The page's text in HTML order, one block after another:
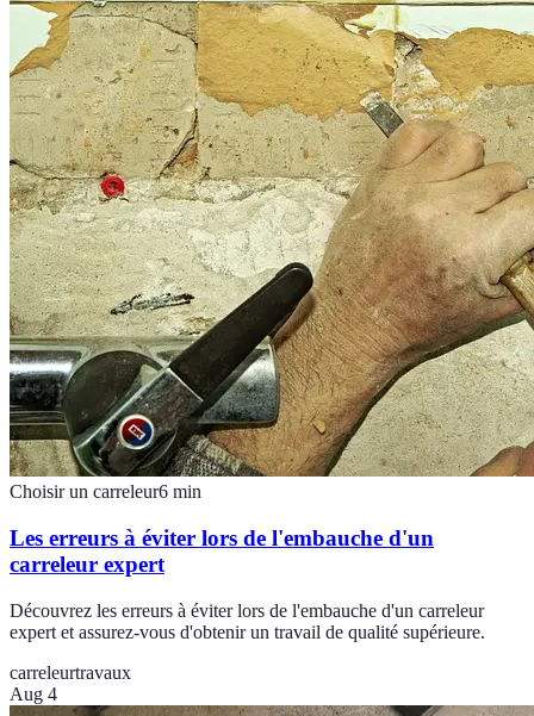
Choisir un carreleur6 min
Les erreurs à éviter lors de l'embauche d'un
carreleur expert
Découvrez les erreurs à éviter lors de l'embauche d'un carreleur
expert et assurez-vous d'obtenir un travail de qualité supérieure.
carreleurtravaux
Aug 4